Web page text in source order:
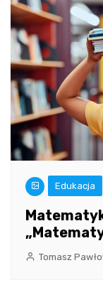
Edukacja
Tomasz